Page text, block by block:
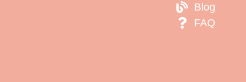
Blog
FAQ